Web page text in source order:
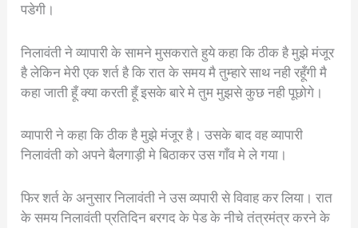
पडेगी।
निलावंती ने व्यापारी के सामने मुसकराते हुये कहा कि ठीक है मुझे मंजूर
है लेकिन मेरी एक शर्त है कि रात के समय मै तुम्हारे साथ नही रहूँगी मै
कहा जाती हूँ क्या करती हूँ इसके बारे मे तुम मुझसे कुछ नही पूछोगे।
व्यापारी ने कहा कि ठीक है मुझे मंजूर है। उसके बाद वह व्यापारी
निलावंती को अपने बैलगाड़ी मे बिठाकर उस गाँव मे ले गया।
फिर शर्त के अनुसार निलावंती ने उस व्यपारी से विवाह कर लिया। रात
के समय निलावंती प्रतिदिन बरगद के पेड के नीचे तंत्रमंत्र करने के